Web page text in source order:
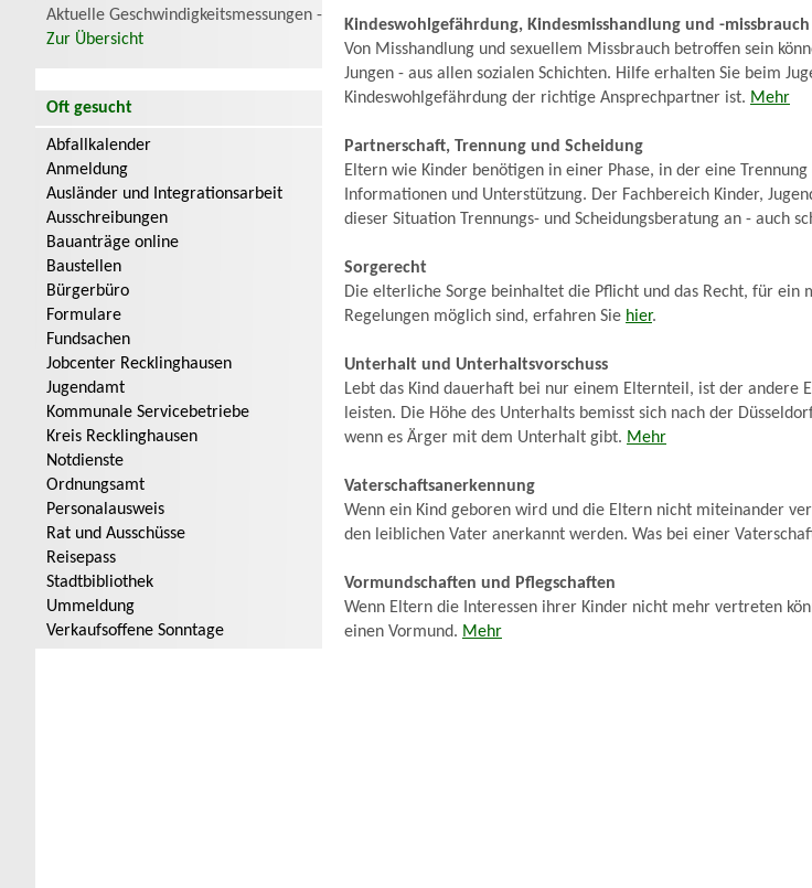
Aktuelle Geschwindigkeitsmessungen -
Zur Übersicht
Oft gesucht
Abfallkalender
Anmeldung
Ausländer und Integrationsarbeit
Ausschreibungen
Bauanträge online
Baustellen
Bürgerbüro
Formulare
Fundsachen
Jobcenter Recklinghausen
Jugendamt
Kommunale Servicebetriebe
Kreis Recklinghausen
Notdienste
Ordnungsamt
Personalausweis
Rat und Ausschüsse
Reisepass
Stadtbibliothek
Ummeldung
Verkaufsoffene Sonntage
Kindeswohlgefährdung, Kindesmisshandlung und -missbrauch
Von Misshandlung und sexuellem Missbrauch betroffen sein
Jungen - aus allen sozialen Schichten. Hilfe erhalten Sie beim
Kindeswohlgefährdung der richtige Ansprechpartner ist. Mehr
Partnerschaft, Trennung und Scheidung
Eltern wie Kinder benötigen in einer Phase, in der eine
Informationen und Unterstützung. Der Fachbereich Kinder,
dieser Situation Trennungs- und Scheidungsberatung an - auch
Sorgerecht
Die elterliche Sorge beinhaltet die Pflicht und das Recht, für ein
Regelungen möglich sind, erfahren Sie hier.
Unterhalt und Unterhaltsvorschuss
Lebt das Kind dauerhaft bei nur einem Elternteil, ist der andere
leisten. Die Höhe des Unterhalts bemisst sich nach der
wenn es Ärger mit dem Unterhalt gibt. Mehr
Vaterschaftsanerkennung
Wenn ein Kind geboren wird und die Eltern nicht miteinander
den leiblichen Vater anerkannt werden. Was bei einer
Vormundschaften und Pflegschaften
Wenn Eltern die Interessen ihrer Kinder nicht mehr vertreten
einen Vormund. Mehr